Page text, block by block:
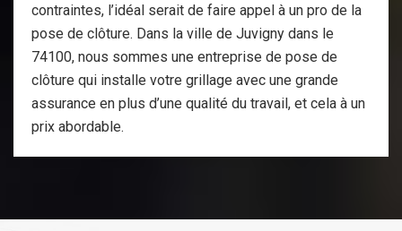
contraintes, l’idéal serait de faire appel à un pro de la
pose de clôture. Dans la ville de Juvigny dans le
74100, nous sommes une entreprise de pose de
clôture qui installe votre grillage avec une grande
assurance en plus d’une qualité du travail, et cela à un
prix abordable.